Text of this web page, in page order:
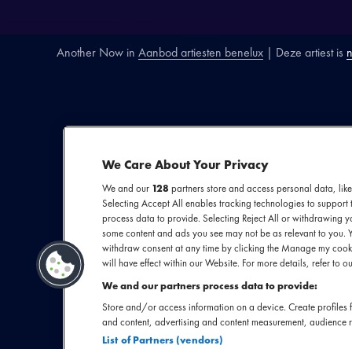
Another Now in Aanbod artiesten benelux | Deze artiest is
Another
eindeloze
complexiteit van
explosioes.
verleggen. Het
Verwacht
We Care About Your Privacy
We and our 128 partners store and access personal data,
Selecting Accept All enables tracking technologies to
process data to provide. Selecting Reject All or withdrawing
some content and ads you see may not be as relevant to
withdraw consent at any time by clicking the Manage my
will have effect within our Website. For more details, refer to
We and our partners process data to provide:
Store and/or access information on a device. Create
and content, advertising and content measurement, audience
List of Partners (vendors)